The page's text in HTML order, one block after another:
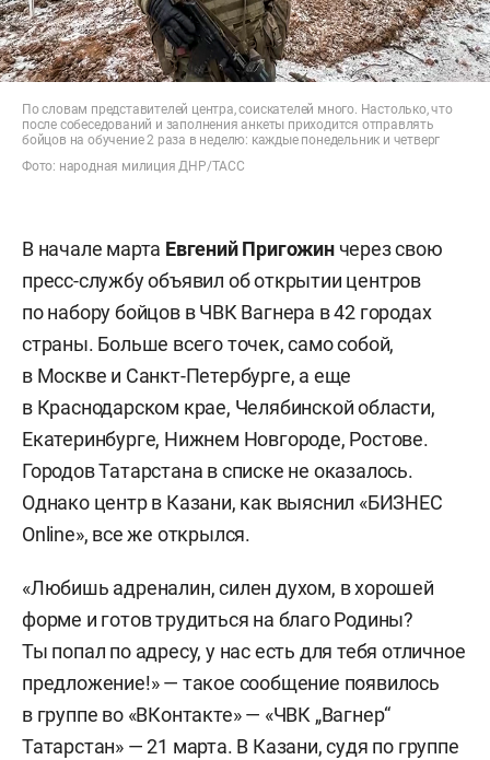
По словам представителей центра, соискателей много. Настолько, что
после собеседований и заполнения анкеты приходится отправлять
бойцов на обучение 2 раза в неделю: каждые понедельник и четверг
Фото: народная милиция ДНР/ТАСС
В начале марта Евгений Пригожинчерез свою
пресс-службу объявил об открытии центров
по набору бойцов в ЧВК Вагнера в 42 городах
страны. Больше всего точек, само собой,
в Москве и Санкт-Петербурге, а еще
в Краснодарском крае, Челябинской области,
Екатеринбурге, Нижнем Новгороде, Ростове.
Городов Татарстана в списке не оказалось.
Однако центр в Казани, как выяснил «БИЗНЕС
Online», все же открылся.
«Любишь адреналин, силен духом, в хорошей
форме и готов трудиться на благо Родины?
Ты попал по адресу, у нас есть для тебя отличное
предложение!» — такое сообщение появилось
в группе во «ВКонтакте» — «ЧВК „Вагнер“
Татарстан» — 21 марта. В Казани, судя по группе